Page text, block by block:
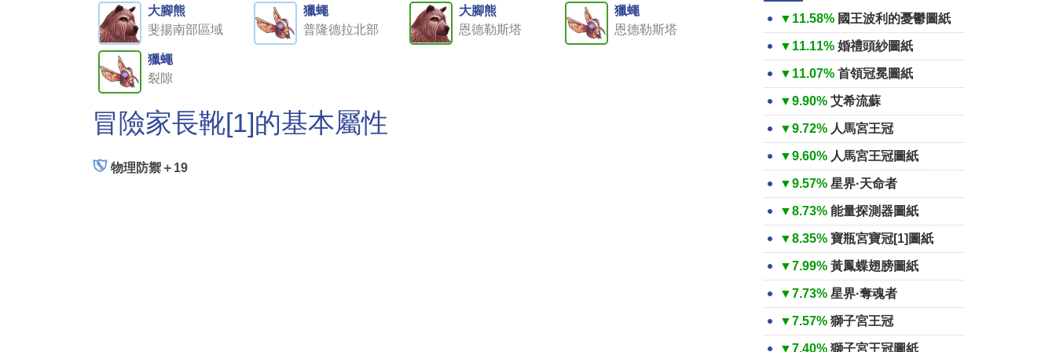
大腳熊
斐揚南部區域
獵蠅
普隆德拉北部
大腳熊
恩德勒斯塔
獵蠅
恩德勒斯塔
獵蠅
裂隙
冒險家長靴[1]的基本屬性
物理防禦＋19
▼11.58% 國王波利的憂鬱圖紙
▼11.11% 婚禮頭紗圖紙
▼11.07% 首領冠冕圖紙
▼9.90% 艾希流蘇
▼9.72% 人馬宮王冠
▼9.60% 人馬宮王冠圖紙
▼9.57% 星界·天命者
▼8.73% 能量探測器圖紙
▼8.35% 寶瓶宮寶冠[1]圖紙
▼7.99% 黃鳳蝶翅膀圖紙
▼7.73% 星界·奪魂者
▼7.57% 獅子宮王冠
▼7.40% 獅子宮王冠圖紙